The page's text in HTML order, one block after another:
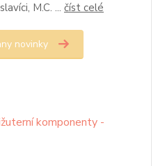
M.C. ... číst celé
novinky